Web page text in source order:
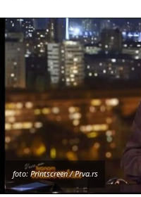
foto: Printscreen / Prva.rs